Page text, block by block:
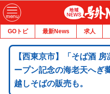
GOトピ 最新News 求人
【西東京市】「そば酒
ープン記念の海老天へぎ
越しそばの販売も。